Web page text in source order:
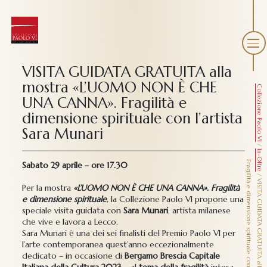
Collezione Paolo VI
/
In-Oltre
/
VISITA GUIDATA GRATUITA alla
mostra «L’UOMO NON È CHE
UNA CANNA». Fragilità e
dimensione spirituale con l’artista
Sara Munari
Sabato 29 aprile – ore 17.30
Per la mostra «L’UOMO NON È CHE UNA CANNA». Fragilità
e dimensione spirituale, la Collezione Paolo VI propone una
speciale visita guidata conSara Munari, artista milanese
che vive e lavora a Lecco.
Sara Munari è una dei sei finalisti del Premio Paolo VI per
l’arte contemporanea quest’anno eccezionalmente
dedicato – in occasione diBergamo Brescia Capitale